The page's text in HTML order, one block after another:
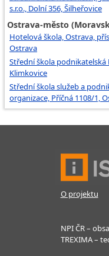
s.r.o., Dolní 356, Šilheřovice
Ostrava-město
Hotelová škola, Ostrava,
Ostrava
Střední škola podnikatelská
Klimkovice
Střední škola služeb a
organizace, Příčná 1108/1,
O projektu
NPI ČR –
TREXIMA –